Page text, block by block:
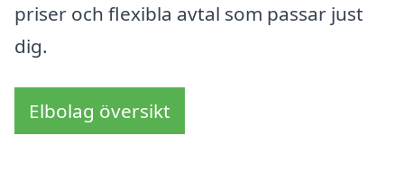
priser och flexibla avtal som passar just
dig.
Elbolag översikt